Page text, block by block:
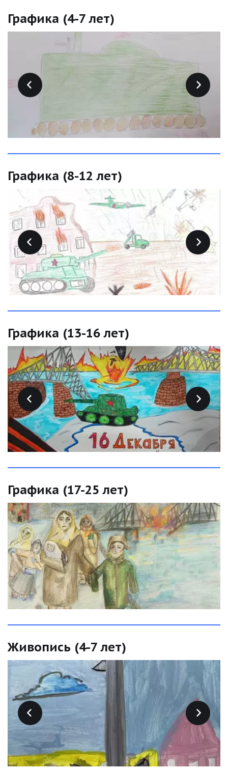
Графика (4-7 лет)
Графика (8-12 лет)
Графика (13-16 лет)
Графика (17-25 лет)
Живопись (4-7 лет)